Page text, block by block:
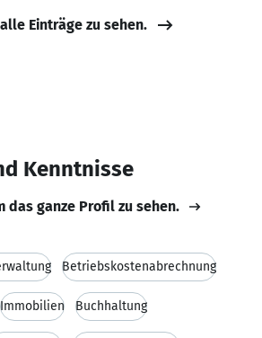
Einträge zu sehen.
Kenntnisse
das ganze Profil zu sehen.
Betriebskostenabrechnung
Immobilien Buchhaltung